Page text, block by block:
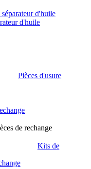
d'huile
d'huile
Pièces d'usure
de rechange
Kits de